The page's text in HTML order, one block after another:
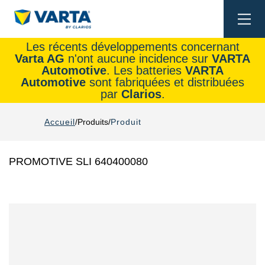
Les récents développements concernant
Varta AG n'ont aucune incidence sur VARTA
Automotive. Les batteries VARTA
Automotive sont fabriquées et distribuées
par Clarios.
Accueil Produits Produit
PROMOTIVE SLI 640400080